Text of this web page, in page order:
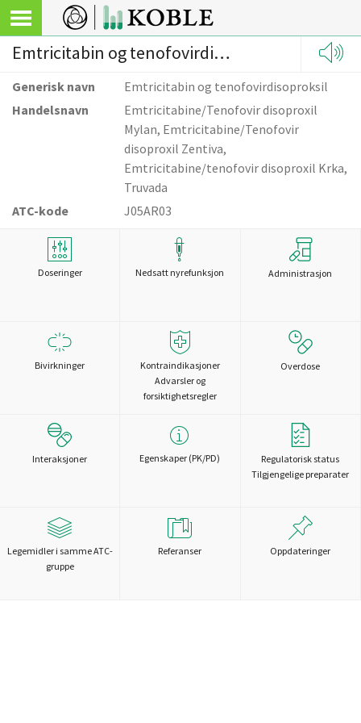
Emtricitabin og tenofovirdisoproksil
Generisk navn
Emtricitabin og tenofovirdisoproksil
Handelsnavn
Emtricitabine/Tenofovir disoproxil
Mylan, Emtricitabine/Tenofovir
disoproxil Zentiva,
Emtricitabine/tenofovir disoproxil Krka,
Truvada
ATC-kode
J05AR03
Doseringer Nedsatt nyrefunksjon Administrasjon
Bivirkninger
Kontraindikasjoner
Advarsler og
forsiktighetsregler
Overdose
Interaksjoner Egenskaper (PK/PD)
Regulatorisk status
Tilgjengelige preparater
Legemidler i samme ATC-
gruppe
Referanser Oppdateringer